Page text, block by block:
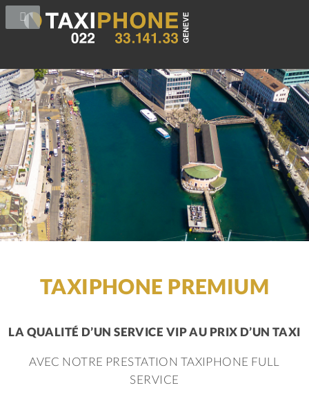
TAXIPHONE PREMIUM
LA QUALITÉ D’UN SERVICE VIP AU PRIX D’UN TAXI
AVEC NOTRE PRESTATION TAXIPHONE FULL
SERVICE